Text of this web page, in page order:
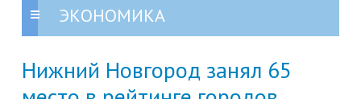
ЭКОНОМИКА
Нижний Новгород занял 65